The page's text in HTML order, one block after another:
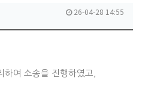
26-04-28 14:55
여 소송을 진행하였고,